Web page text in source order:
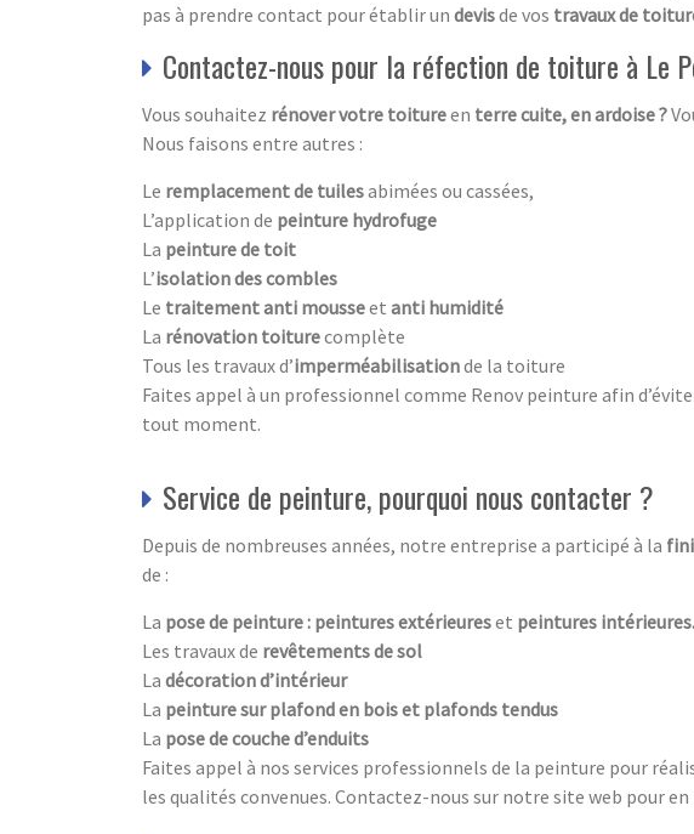
pas à prendre contact pour établir un devisde vos travaux de
Contactez-nous pour la réfection de toiture à Le
Vous souhaitez rénover votre toitureen terre cuite, en ardoise ?
Nous faisons entre autres :
Le remplacement de tuilesabimées ou cassées,
L’application de peinture hydrofuge
La peinture de toit
L’isolation des combles
Le traitement anti mousseet anti humidité
La rénovation toiturecomplète
Tous les travaux d’imperméabilisationde la toiture
Faites appel à un professionnel comme Renov peinture afin
tout moment.
Service de peinture, pourquoi nous contacter ?
Depuis de nombreuses années, notre entreprise a participé à la
de :
La pose de peinture : peintures extérieureset peintures intérieures.
Les travaux de revêtements de sol
La décoration d’intérieur
La peinture sur plafond en bois et plafonds tendus
La pose de couche d’enduits
Faites appel à nos services professionnels de la peinture pour
les qualités convenues. Contactez-nous sur notre site web pour en